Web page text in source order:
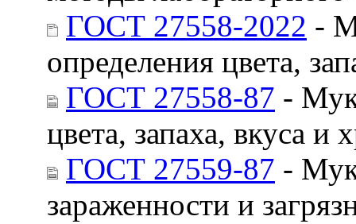
ГОСТ 27558-2022 -
определения цвета,
ГОСТ 27558-87 -
цвета, запаха, вкуса и
ГОСТ 27559-87 -
зараженности и